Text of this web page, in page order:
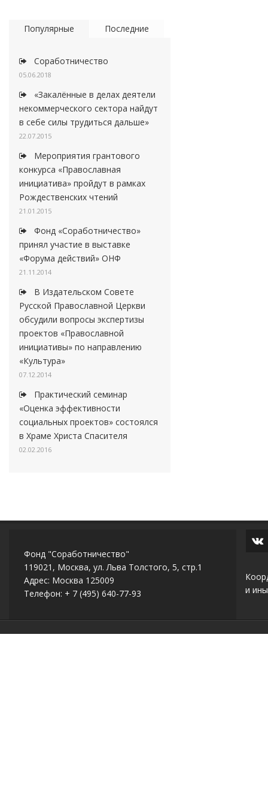
Популярные Последние
Соработничество
05.06.2018
«Закалённые в делах деятели
некоммерческого сектора найдут
в себе силы трудиться дальше»
22.07.2015
Мероприятия грантового
конкурса «Православная
инициатива» пройдут в рамках
Рождественских чтений
21.01.2015
Фонд «Соработничество»
принял участие в выставке
«Форума действий» ОНФ
21.11.2014
В Издательском Совете
Русской Православной Церкви
обсудили вопросы экспертизы
проектов «Православной
инициативы» по направлению
«Культура»
07.12.2014
Практический семинар
«Оценка эффективности
социальных проектов» состоялся
в Храме Христа Спасителя
02.02.2016
Фонд "Соработничество"
119021, Москва, ул. Льва Толстого, 5, стр.1
Адрес: Москва 125009
Телефон: + 7 (495) 640-77-93
и